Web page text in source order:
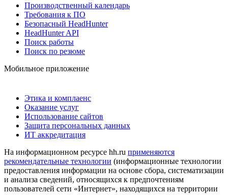
Производственный календарь
Требования к ПО
Безопасный HeadHunter
HeadHunter API
Поиск работы
Поиск по резюме
Мобильное приложение
Этика и комплаенс
Оказание услуг
Использование сайтов
Защита персональных данных
ИТ аккредитация
На информационном ресурсе hh.ru применяются
рекомендательные технологии (информационные технологии
предоставления информации на основе сбора, систематизации
и анализа сведений, относящихся к предпочтениям
пользователей сети «Интернет», находящихся на территории